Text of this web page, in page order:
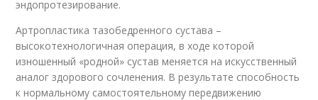
эндопротезирование.
Артропластика тазобедренного сустава –
высокотехнологичная операция, в ходе которой
изношенный «родной» сустав меняется на искусственный
аналог здорового сочленения. В результате способность
к нормальному самостоятельному передвижению